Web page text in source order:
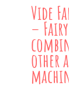
Vide
–
other